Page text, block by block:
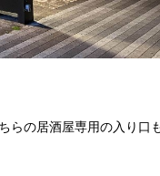
らの居酒屋専用の入り口